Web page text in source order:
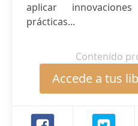
aplicar
prácticas...
Contenido
Accede a tus